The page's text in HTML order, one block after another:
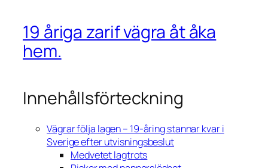
19 åriga zarif vägra åt åka
hem.
Innehållsförteckning
Vägrar följa lagen – 19-åring stannar kvar i
Sverige efter utvisningsbeslut
Medvetet lagtrots